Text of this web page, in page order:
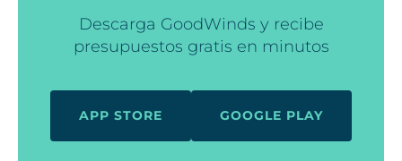
Descarga GoodWinds y recibe
presupuestos gratis en minutos
APP STORE GOOGLE PLAY